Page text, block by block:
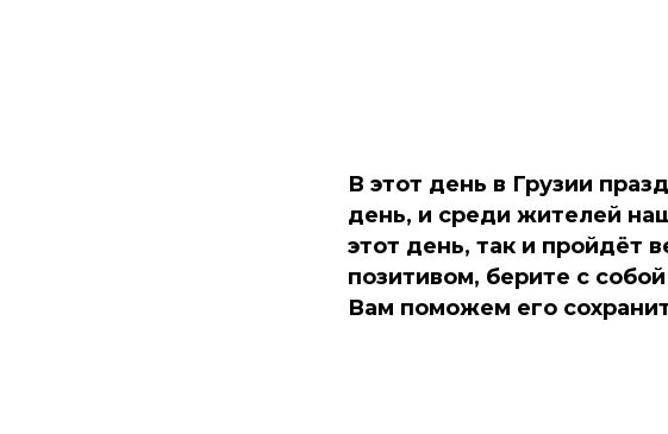
В этот день в Грузии
день, и среди жителей
этот день, так и пройдёт
позитивом, берите с
Вам поможем его